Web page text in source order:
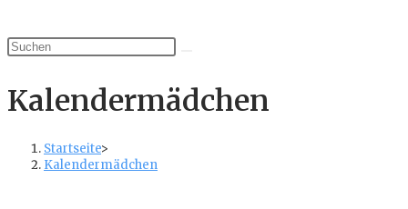
Kalendermädchen
Startseite>
Kalendermädchen